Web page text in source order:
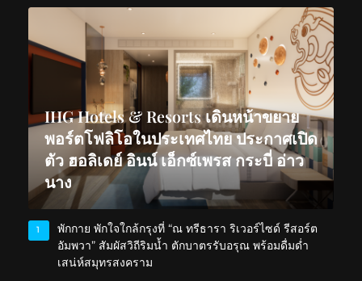
IHG Hotels & Resorts เดินหน้าขยาย
พอร์ตโฟลิโอในประเทศไทย ประกาศเปิด
ตัว ฮอลิเดย์ อินน์ เอ็กซ์เพรส กระบี่ อ่าว
นาง
1
พักกาย พักใจใกล้กรุงที่ “ณ ทรีธารา ริเวอร์ไซด์ รีสอร์ต
อัมพวา” สัมผัสวิถีริมน้ำ ตักบาตรรับอรุณ พร้อมดื่มด่ำ
เสน่ห์สมุทรสงคราม